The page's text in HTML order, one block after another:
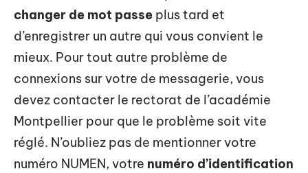
changer de mot passe plus tard et
d’enregistrer un autre qui vous convient le
mieux. Pour tout autre problème de
connexions sur votre de messagerie, vous
devez contacter le rectorat de l’académie
Montpellier pour que le problème soit vite
réglé. N’oubliez pas de mentionner votre
numéro NUMEN, votre numéro d’identification